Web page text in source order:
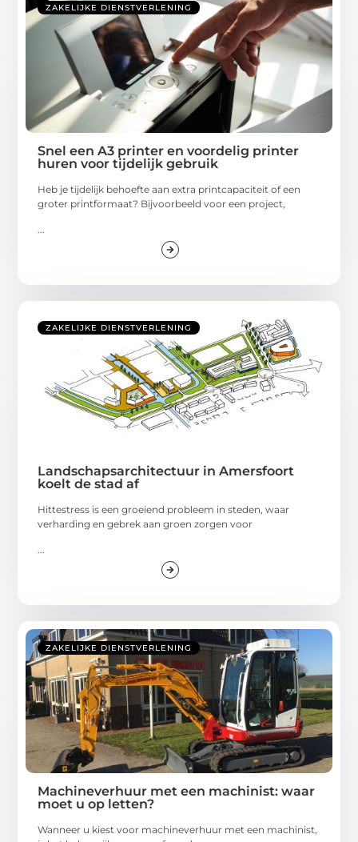
ZAKELIJKE DIENSTVERLENING
Snel een A3 printer en voordelig printer
huren voor tijdelijk gebruik
Heb je tijdelijk behoefte aan extra printcapaciteit of een
groter printformaat? Bijvoorbeeld voor een project,
...
ZAKELIJKE DIENSTVERLENING
Landschapsarchitectuur in Amersfoort
koelt de stad af
Hittestress is een groeiend probleem in steden, waar
verharding en gebrek aan groen zorgen voor
...
ZAKELIJKE DIENSTVERLENING
Machineverhuur met een machinist: waar
moet u op letten?
Wanneer u kiest voor machineverhuur met een machinist,